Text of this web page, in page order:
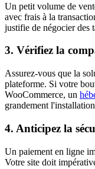
Un petit volume de
avec frais à la
justifie de négocier des
3. Vérifiez la
Assurez-vous que la
plateforme. Si votre
WooCommerce, un
grandement
4. Anticipez la
Un paiement en ligne
Votre site doit